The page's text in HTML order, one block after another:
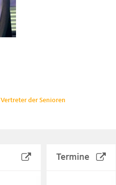
Vertreter der Senioren
Termine